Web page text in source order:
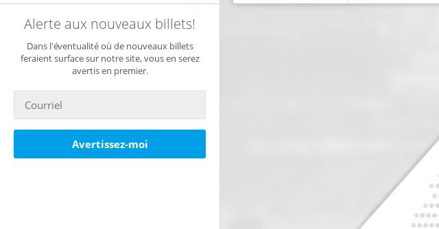
Alerte aux nouveaux billets!
Dans l'éventualité où de nouveaux billets
feraient surface sur notre site, vous en serez
avertis en premier.
Avertissez-moi